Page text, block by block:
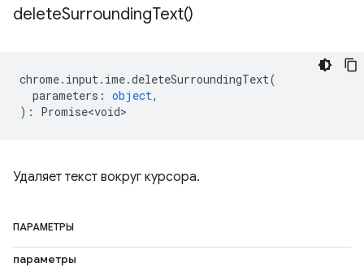
deleteSurroundingText()
chrome. input. ime.deleteSurroundingText(
parameters : object,
) : Promise<void>
Удаляет текст вокруг курсора.
ПАРАМЕТРЫ
параметры